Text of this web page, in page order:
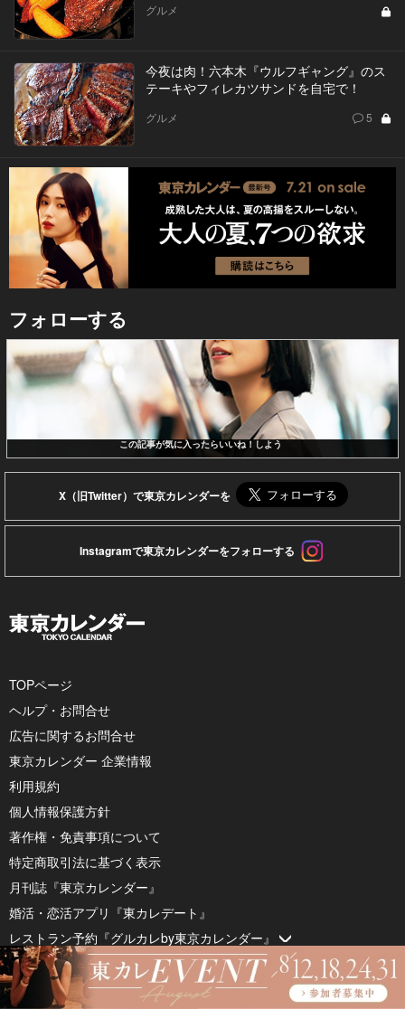
グルメ
今夜は肉！六本木『ウルフギャング』のス
テーキやフィレカツサンドを自宅で！
グルメ 5
フォローする
この記事が気に入ったらいいね！しよう
X（旧Twitter）で東京カレンダーを
Instagramで東京カレンダーをフォローする
TOPページ
ヘルプ・お問合せ
広告に関するお問合せ
東京カレンダー 企業情報
利用規約
個人情報保護方針
著作権・免責事項について
特定商取引法に基づく表示
月刊誌『東京カレンダー』
婚活・恋活アプリ『東カレデート』
レストラン予約『グルカレby東京カレンダー』